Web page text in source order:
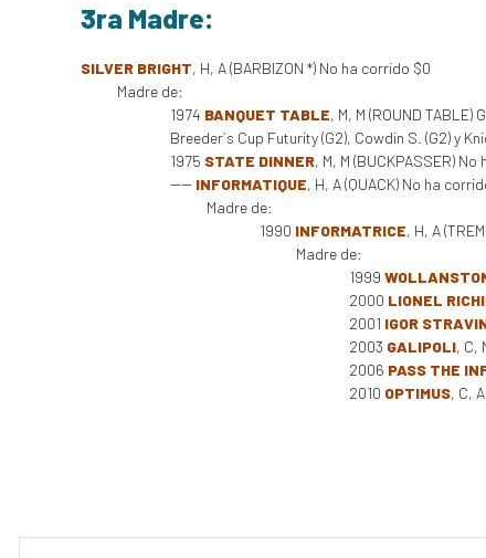
3ra Madre:
SILVER BRIGHT, H, A (BARBIZON *) No ha corrido $0
Madre de:
1974 BANQUET TABLE, M, M (ROUND
Breeder´s Cup Futurity (G2), Cowdin S. (G2) y
1975 STATE DINNER, M, M (BUCKPASSER)
---- INFORMATIQUE, H, A (QUACK) No ha
Madre de:
1990 INFORMATRICE, H, A
Madre de:
1999
2000 LIONEL
2001 IGOR
2003 GALIPOLI, C,
2006 PASS THE
2010 OPTIMUS, C,